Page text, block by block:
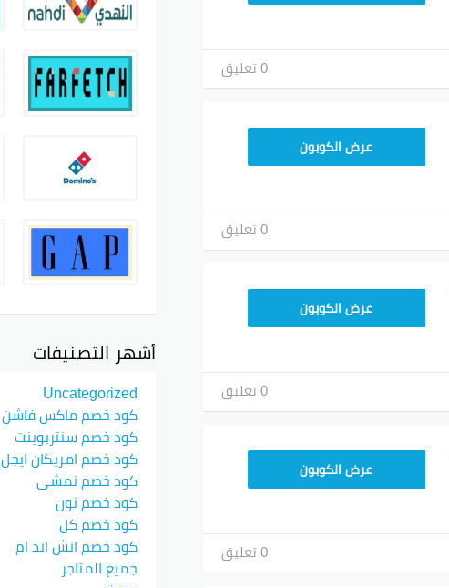
0 تعليق
عرض الكوبون
0 تعليق
عرض الكوبون
0 تعليق
عرض الكوبون
0 تعليق
أشهر التصنيفات
Uncategorized
كود خصم ماكس فاشن
كود خصم سنتربوينت
كود خصم امريكان ايجل
كود خصم نمشي
كود خصم نون
كود خصم كل
كود خصم اتش اند ام
جميع المتاجر